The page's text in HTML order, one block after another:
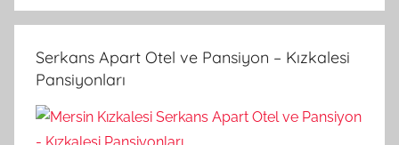
a
a
:
r
a
Serkans Apart Otel ve Pansiyon – Kızkalesi
Pansiyonları